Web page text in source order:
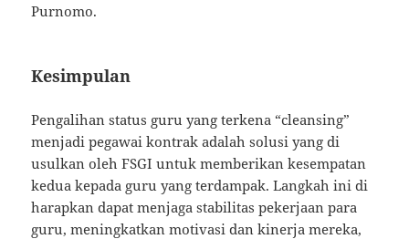
Purnomo.
Kesimpulan
Pengalihan status guru yang terkena “cleansing”
menjadi pegawai kontrak adalah solusi yang di
usulkan oleh FSGI untuk memberikan kesempatan
kedua kepada guru yang terdampak. Langkah ini di
harapkan dapat menjaga stabilitas pekerjaan para
guru, meningkatkan motivasi dan kinerja mereka,